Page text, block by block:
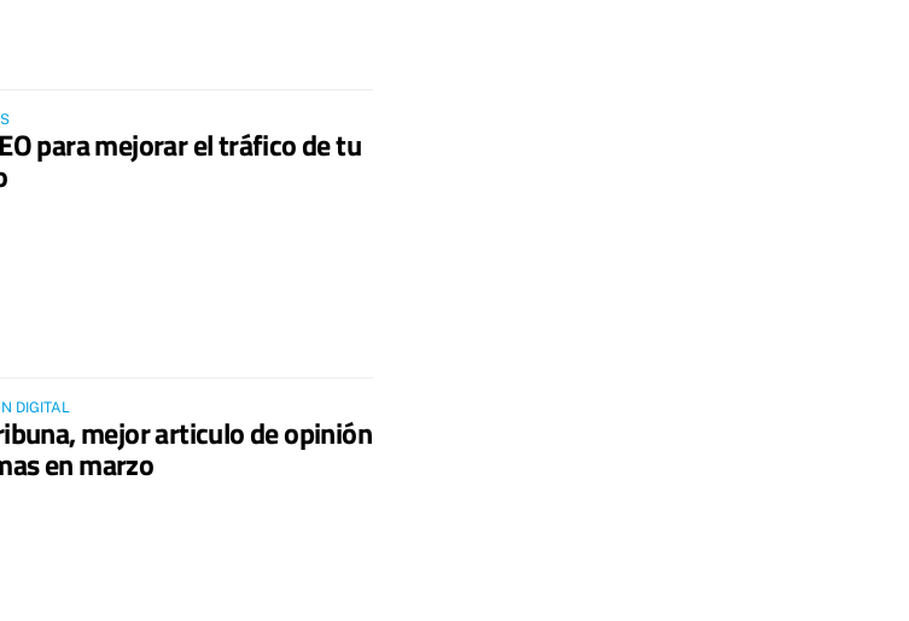
para mejorar el tráfico de tu
DIGITAL
mejor articulo de opinión
en marzo